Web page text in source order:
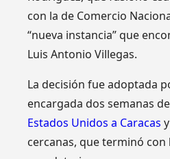
con la de Comercio
“nueva instancia” que
Luis Antonio Villegas.
La decisión fue adoptada
encargada dos semanas
Estados Unidos a Caracas
cercanas, que terminó con